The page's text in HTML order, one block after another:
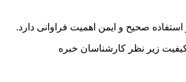
استفاده صحیح و ایمن اهمیت فراوانی دارد.
کیفیت زیر نظر کارشناسان خبره